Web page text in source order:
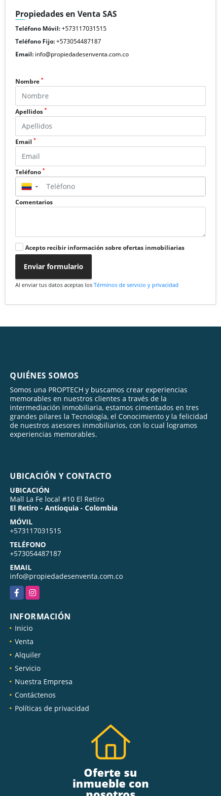
Propiedades en Venta SAS
Teléfono Móvil:+573117031515
Teléfono Fijo:+573054487187
Email: info@propiedadesenventa.com.co
Nombre *
Apellidos *
Email *
Teléfono *
▼
Comentarios
Acepto recibir información sobre ofertas inmobiliarias
Enviar formulario
Al enviar tus datos aceptas los Términos de servicio y privacidad
QUIÉNES SOMOS
Somos una PROPTECH y buscamos crear experiencias
memorables en nuestros clientes a través de la
intermediación inmobiliaria, estamos cimentados en tres
grandes pilares la Tecnología, el Conocimiento y la felicidad
de nuestros asesores inmobiliarios, con lo cual logramos
experiencias memorables.
UBICACIÓN Y CONTACTO
UBICACIÓN
Mall La Fe local #10 El Retiro
El Retiro - Antioquia - Colombia
MÓVIL
+573117031515
TELÉFONO
+573054487187
EMAIL
info@propiedadesenventa.com.co
FacebookInstagram
INFORMACIÓN
Inicio
Venta
Alquiler
Servicio
Nuestra Empresa
Contáctenos
Políticas de privacidad
Oferte su
inmueble con